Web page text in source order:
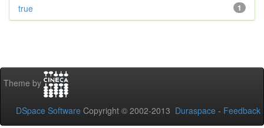
1
true
Theme by
DSpace Software Copyright © 2002-2013 Duraspace - Feedback